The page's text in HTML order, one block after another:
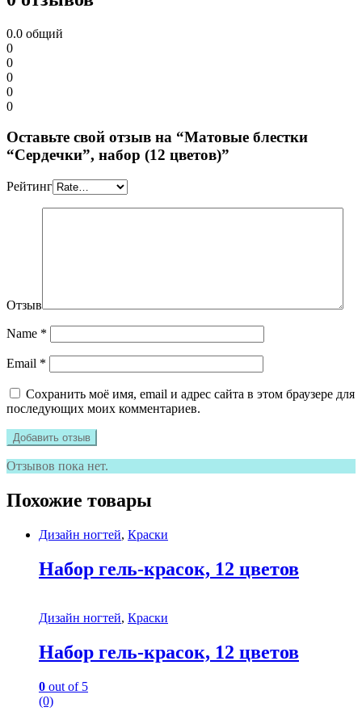
0.0 общий
0
0
0
0
0
Оставьте свой отзыв на “Матовые блестки
“Сердечки”, набор (12 цветов)”
Рейтинг
Отзыв
Name *
Email *
Сохранить моё имя, email и адрес сайта в этом браузере для
последующих моих комментариев.
Отзывов пока нет.
Похожие товары
Дизайн ногтей, Краски
Набор гель-красок, 12 цветов
Дизайн ногтей, Краски
Набор гель-красок, 12 цветов
0 out of 5
(0)